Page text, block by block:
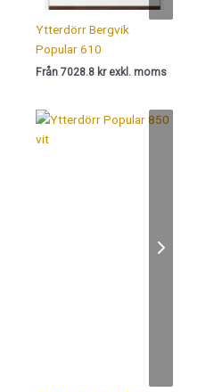
Ytterdörr Bergvik
Popular 610
Från 7028.8 kr exkl. moms